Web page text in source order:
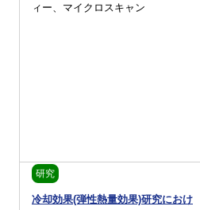
ィー、マイクロスキャン
研究
冷却効果(弾性熱量効果)研究におけ